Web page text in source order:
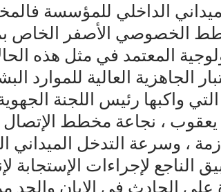
الداخلي للمؤسسة
الخصوصي الأصفر الخاص
المعتمد في مثل هذه
الجاهزية العالية للموارد
التي واكبها رئيس اللجنة
، نجاعة مخطط الإتصال
، وسرعة التدخل
الناجع لإجراءات الإستجابة
على الحادث في الابان والحد